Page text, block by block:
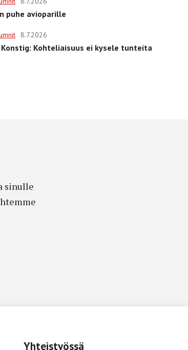
puhe avioparille
8.7.2026
Konstig: Kohteliaisuus ei kysele tunteita
sinulle
Yhteistyössä